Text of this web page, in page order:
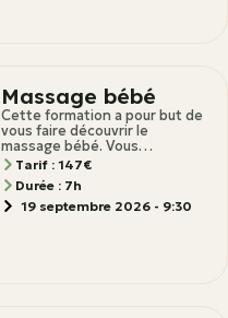
Massage bébé
Cette formation a pour but de
vous faire découvrir le
massage bébé. Vous
apprendrez à effectuer ce
massage sur vos
Tarif : 147€
Durée : 7h
19 septembre 2026 - 9:30